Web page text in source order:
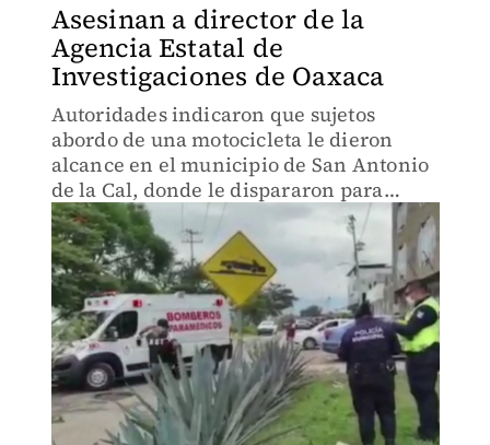
Asesinan a director de la
Agencia Estatal de
Investigaciones de Oaxaca
Autoridades indicaron que sujetos
abordo de una motocicleta le dieron
alcance en el municipio de San Antonio
de la Cal, donde le dispararon para
después darse a la fuga.